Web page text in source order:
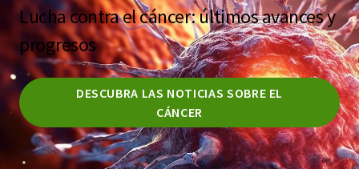
Lucha contra el cáncer: últimos avances y
progresos
DESCUBRA LAS NOTICIAS SOBRE EL
CÁNCER